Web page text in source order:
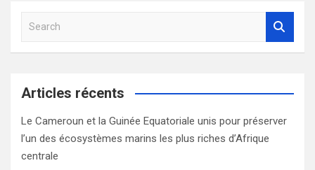
a
c
Articles récents
Le Cameroun et la Guinée Equatoriale unis pour préserver
l’un des écosystèmes marins les plus riches d’Afrique
centrale